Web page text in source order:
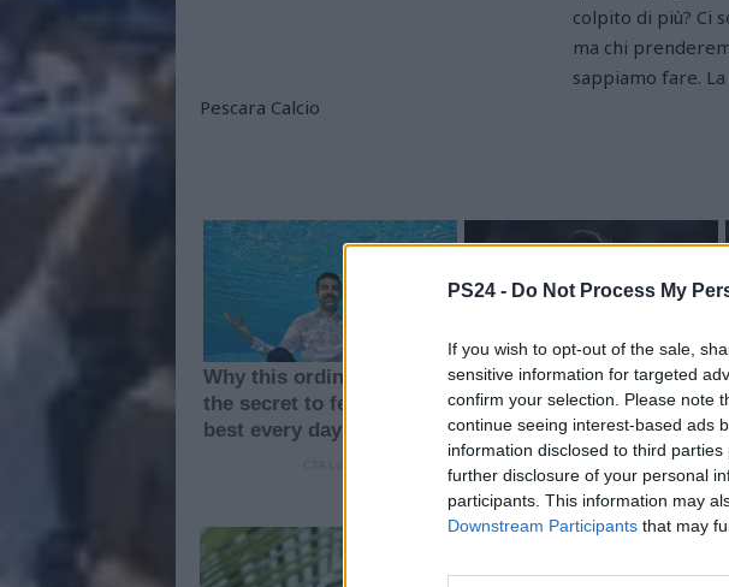
PS24 - Do Not Process My
If you wish to opt-out of the sale,
sensitive information for targeted
confirm your selection. Please note
continue seeing interest-based ads
information disclosed to third
further disclosure of your personal
participants. This information may
Downstream Participants that may
colpito di più? Ci
ma chi
sappiamo fare. La
Pescara Calcio